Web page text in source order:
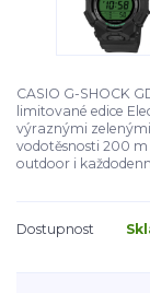
CASIO G-SHOCK
limitované edice
výraznými
vodotěsnosti 200 m
outdoor i
Dostupnost